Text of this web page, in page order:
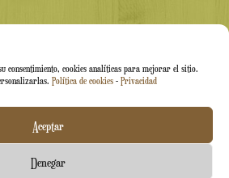
consentimiento, cookies analíticas para mejorar el sitio.
Política de cookies - Privacidad
Aceptar
Denegar
2026 | N.º IVA 05070120877 |
Registro de Artesanos CT-711169 |
(REA) CT-426037